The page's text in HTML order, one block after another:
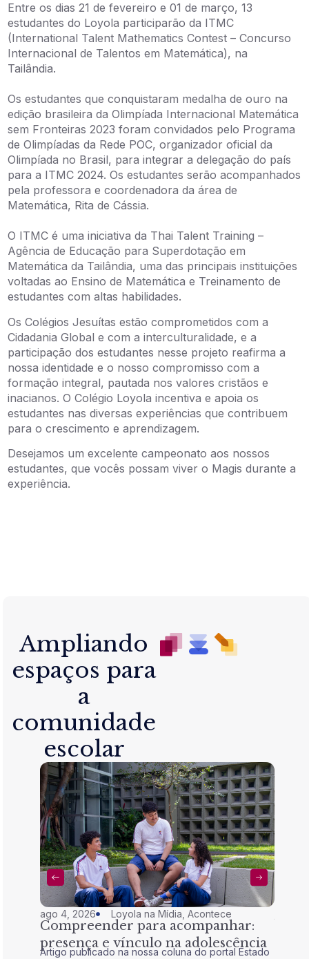
Entre os dias 21 de fevereiro e 01 de março, 13
estudantes do Loyola participarão da ITMC
(International Talent Mathematics Contest – Concurso
Internacional de Talentos em Matemática), na
Tailândia.
Os estudantes que conquistaram medalha de ouro na
edição brasileira da Olimpíada Internacional Matemática
sem Fronteiras 2023 foram convidados pelo Programa
de Olimpíadas da Rede POC, organizador oficial da
Olimpíada no Brasil, para integrar a delegação do país
para a ITMC 2024. Os estudantes serão acompanhados
pela professora e coordenadora da área de
Matemática, Rita de Cássia.
O ITMC é uma iniciativa da Thai Talent Training –
Agência de Educação para Superdotação em
Matemática da Tailândia, uma das principais instituições
voltadas ao Ensino de Matemática e Treinamento de
estudantes com altas habilidades.
Os Colégios Jesuítas estão comprometidos com a
Cidadania Global e com a interculturalidade, e a
participação dos estudantes nesse projeto reafirma a
nossa identidade e o nosso compromisso com a
formação integral, pautada nos valores cristãos e
inacianos. O Colégio Loyola incentiva e apoia os
estudantes nas diversas experiências que contribuem
para o crescimento e aprendizagem.
Desejamos um excelente campeonato aos nossos
estudantes, que vocês possam viver o Magis durante a
experiência.
Ampliando
espaços para
a
comunidade
escolar
ago 4, 2026 Loyola na Mídia ,Acontece
Compreender para acompanhar:
presença e vínculo na adolescência
Artigo publicado na nossa coluna do portal Estado